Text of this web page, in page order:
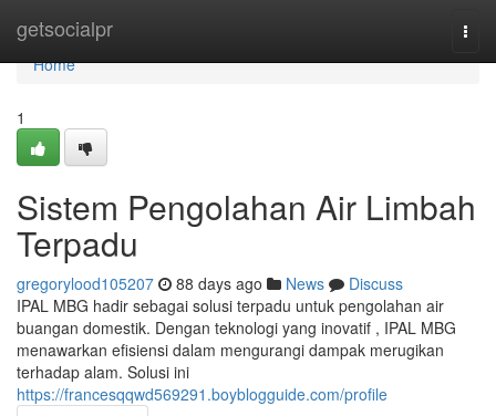
getsocialpr
Home
Home
1
Sistem Pengolahan Air Limbah
Terpadu
gregorylood105207 88 days ago News
Discuss
IPAL MBG hadir sebagai solusi terpadu untuk pengolahan air
buangan domestik. Dengan teknologi yang inovatif , IPAL MBG
menawarkan efisiensi dalam mengurangi dampak merugikan
terhadap alam. Solusi ini
https://francesqqwd569291.boyblogguide.com/profile